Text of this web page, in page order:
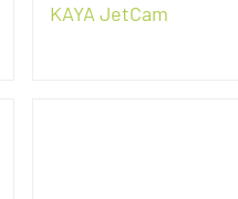
KAYA JetCam